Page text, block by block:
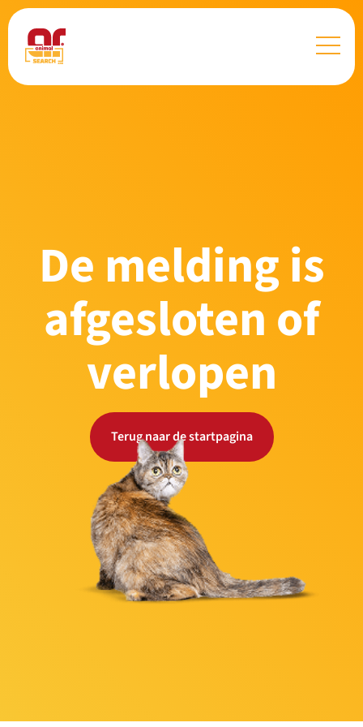
De melding is
afgesloten of
verlopen
Terug naar de startpagina